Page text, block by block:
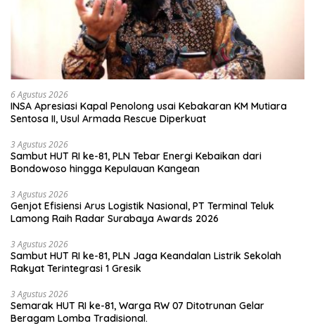
6 Agustus 2026
INSA Apresiasi Kapal Penolong usai Kebakaran KM Mutiara
Sentosa II, Usul Armada Rescue Diperkuat
3 Agustus 2026
Sambut HUT RI ke-81, PLN Tebar Energi Kebaikan dari
Bondowoso hingga Kepulauan Kangean
3 Agustus 2026
Genjot Efisiensi Arus Logistik Nasional, PT Terminal Teluk
Lamong Raih Radar Surabaya Awards 2026
3 Agustus 2026
Sambut HUT RI ke-81, PLN Jaga Keandalan Listrik Sekolah
Rakyat Terintegrasi 1 Gresik
3 Agustus 2026
Semarak HUT RI ke-81, Warga RW 07 Ditotrunan Gelar
Beragam Lomba Tradisional.